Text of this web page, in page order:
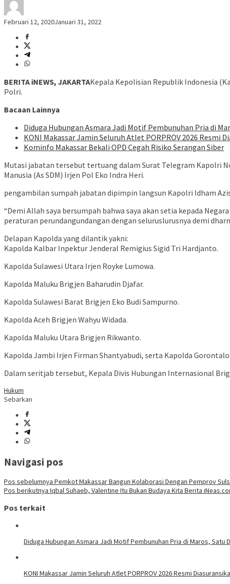
Februari 12, 2020Januari 31, 2022
BERITA iNEWS, JAKARTAKepala Kepolisian Republik Indonesia
Polri.
Bacaan Lainnya
Diduga Hubungan Asmara Jadi Motif Pembunuhan Pria di
KONI Makassar Jamin Seluruh Atlet PORPROV 2026 Resmi
Kominfo Makassar Bekali OPD Cegah Risiko Serangan Siber
Mutasi jabatan tersebut tertuang dalam Surat Telegram Kapolri
Manusia (As SDM) Irjen Pol Eko Indra Heri.
pengambilan sumpah jabatan dipimpin langsun Kapolri Idham
“Demi Allah saya bersumpah bahwa saya akan setia kepada
peraturan perundangundangan dengan seluruslurusnya demi
Delapan Kapolda yang dilantik yakni:
Kapolda Kalbar Inpektur Jenderal Remigius Sigid Tri Hardjanto.
Kapolda Sulawesi Utara Irjen Royke Lumowa.
Kapolda Maluku Brigjen Baharudin Djafar.
Kapolda Sulawesi Barat Brigjen Eko Budi Sampurno.
Kapolda Aceh Brigjen Wahyu Widada.
Kapolda Maluku Utara Brigjen Rikwanto.
Kapolda Jambi Irjen Firman Shantyabudi, serta Kapolda
Dalam seritjab tersebut, Kepala Divis Hubungan Internasional
Hukum
Sebarkan
Navigasi pos
Pos sebelumnya Pemkot Makassar Bangun Kolaborasi Dengan Pemprov
Pos berikutnya Iqbal Suhaeb, Valentine Itu Bukan Budaya Kita Berita
Pos terkait
Diduga Hubungan Asmara Jadi Motif Pembunuhan Pria di Maros, Satu
KONI Makassar Jamin Seluruh Atlet PORPROV 2026 Resmi